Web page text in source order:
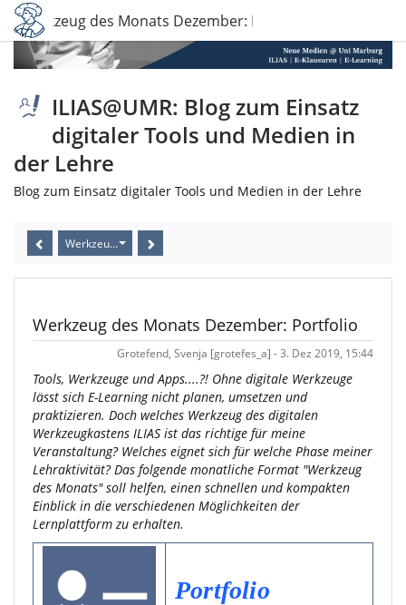
Werkzeug des Monats Dezember: Portfolio
ILIAS@UMR: Blog zum Einsatz
digitaler Tools und Medien in
der Lehre
Blog zum Einsatz digitaler Tools und Medien in der Lehre
Werkzeug des Monats Dezember: Portfolio
Werkzeug des Monats Dezember: Portfolio
Grotefend, Svenja [grotefes_a] - 3. Dez 2019, 15:44
Tools, Werkzeuge und Apps....?! Ohne digitale Werkzeuge
lässt sich E-Learning nicht planen, umsetzen und
praktizieren. Doch welches Werkzeug des digitalen
Werkzeugkastens ILIAS ist das richtige für meine
Veranstaltung? Welches eignet sich für welche Phase meiner
Lehraktivität? Das folgende monatliche Format "Werkzeug
des Monats" soll helfen, einen schnellen und kompakten
Einblick in die verschiedenen Möglichkeiten der
Lernplattform zu erhalten.
Portfolio